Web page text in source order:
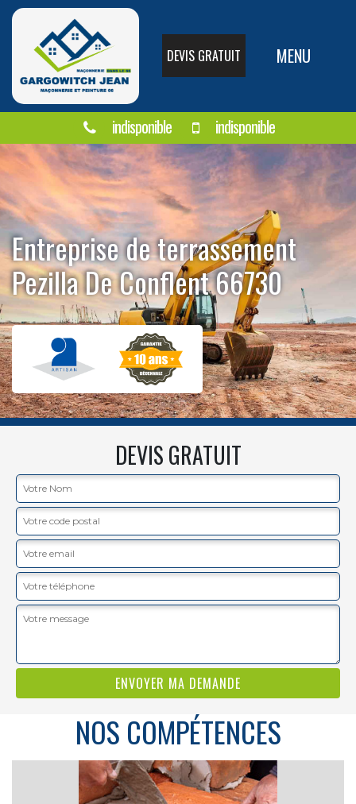
DEVIS GRATUIT MENU
indisponible indisponible
Entreprise de terrassement
Pezilla De Conflent 66730
DEVIS GRATUIT
NOS COMPÉTENCES